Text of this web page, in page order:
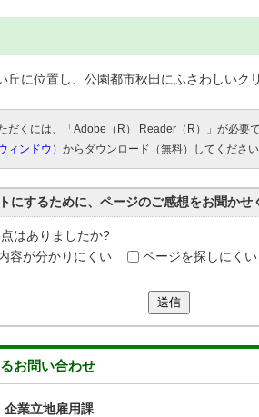
丘に位置し、公園都市秋田にふさわしいク
だくには、「Adobe（R） Reader（R）」が必要
ィンドウ） からダウンロード（無料）してくださ
にするために、ページのご感想をお聞かせ
はありましたか?
容が分かりにくい
ページを探しにくい
送信
お問い合わせ
業立地雇用課